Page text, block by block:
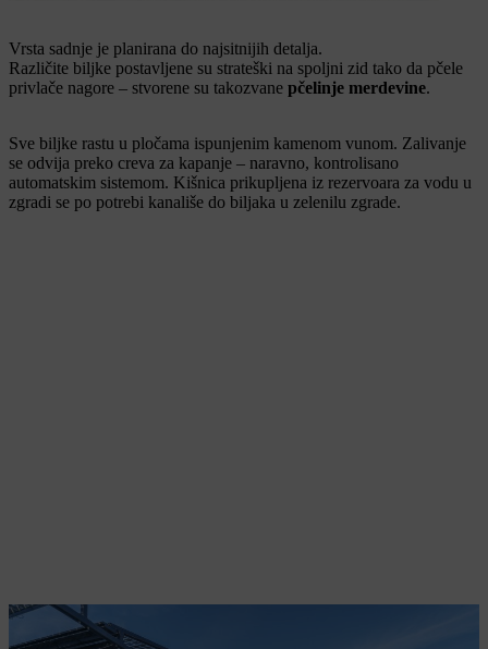
Vrsta sadnje je planirana do najsitnijih detalja.
Različite biljke postavljene su strateški na spoljni zid tako da pčele
privlače nagore – stvorene su takozvane pčelinje merdevine.
Sve biljke rastu u pločama ispunjenim kamenom vunom. Zalivanje
se odvija preko creva za kapanje – naravno, kontrolisano
automatskim sistemom. Kišnica prikupljena iz rezervoara za vodu u
zgradi se po potrebi kanališe do biljaka u zelenilu zgrade.
Solarni kolektori pružaju hlad za biljke.